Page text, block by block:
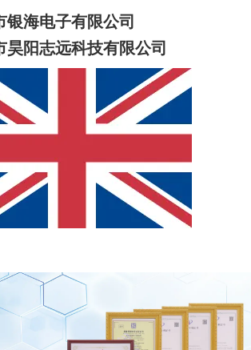
银海电子有限公司
昊阳志远科技有限公司